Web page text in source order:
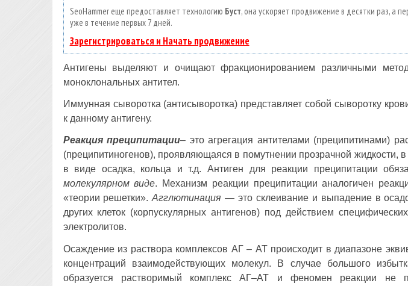
SeoHammer еще предоставляет технологию Буст, она ускоряет продвижение в десятки раз, а
уже в течение первых 7 дней.
Зарегистрироваться и Начать продвижение
Антигены выделяют и очищают фракционированием различными
моноклональных антител.
Иммунная сыворотка (антисыворотка) представляет собой сыворотку
к данному антигену.
Реакция преципитации– это агрегация антителами (преципитинами)
(преципитиногенов), проявляющаяся в помутнении прозрачной жидкости,
в виде осадка, кольца и т.д. Антиген для реакции преципитации
молекулярном виде. Механизм реакции преципитации аналогичен
«теории решетки».Агглютинация— это склеивание и выпадение в
других клеток (корпускулярных антигенов) под действием
электролитов.
Осаждение из раствора комплексов АГ – АТ происходит в диапазоне
концентраций взаимодействующих молекул. В случае большого
образуется растворимый комплекс АГ–АТ и феномен реакции не